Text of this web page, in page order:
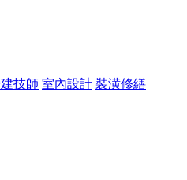
技師 室內設計 裝潢修繕